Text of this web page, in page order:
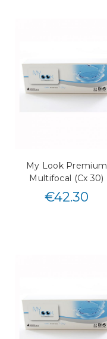
My Look Premium
Multifocal (Cx 30)
€42.30